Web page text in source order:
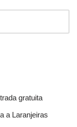
gratuita
a Laranjeiras